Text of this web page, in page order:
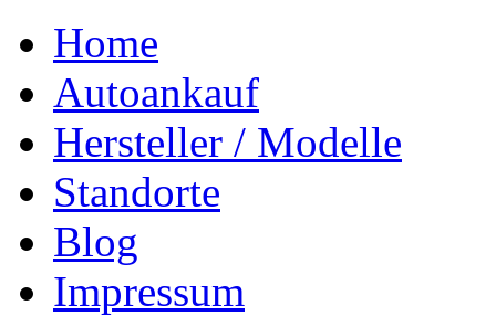
Home
Autoankauf
Hersteller / Modelle
Standorte
Blog
Impressum